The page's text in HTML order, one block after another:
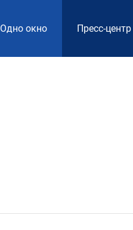
Одно окно Пресс-центр